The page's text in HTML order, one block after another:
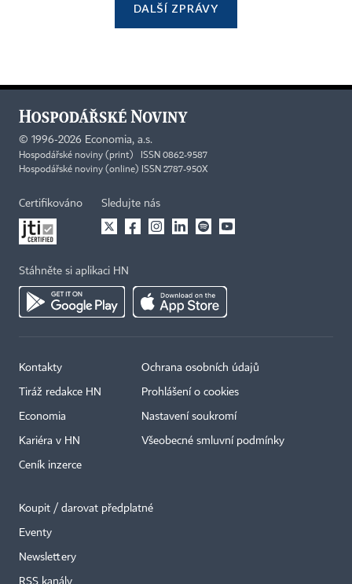
DALŠÍ ZPRÁVY
© 1996-2026 Economia, a.s.
Hospodářské noviny (print) ISSN 0862-9587
Hospodářské noviny (online) ISSN 2787-950X
Certifikováno Sledujte nás
Stáhněte si aplikaci HN
Kontakty
Tiráž redakce HN
Economia
Kariéra v HN
Ceník inzerce
Ochrana osobních údajů
Prohlášení o cookies
Nastavení soukromí
Všeobecné smluvní podmínky
Koupit / darovat předplatné
Eventy
Newslettery